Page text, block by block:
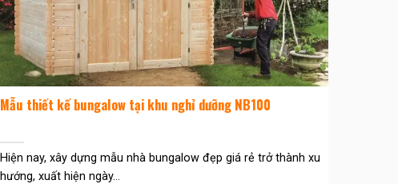
Mẫu thiết kế bungalow tại khu nghỉ dưỡng NB100
Hiện nay, xây dựng mẫu nhà bungalow đẹp giá rẻ trở thành xu
hướng, xuất hiện ngày...